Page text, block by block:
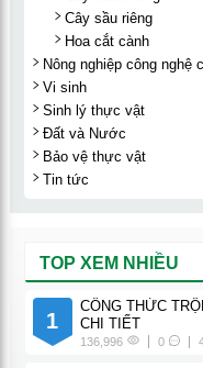
Cây sầu riêng
Hoa cắt cành
Nông nghiệp công nghệ
Vi sinh
Sinh lý thực vật
Đất và Nước
Bảo vệ thực vật
Tin tức
TOP XEM NHIỀU
1
CÔNG THỨC
CHI TIẾT
136,996 0